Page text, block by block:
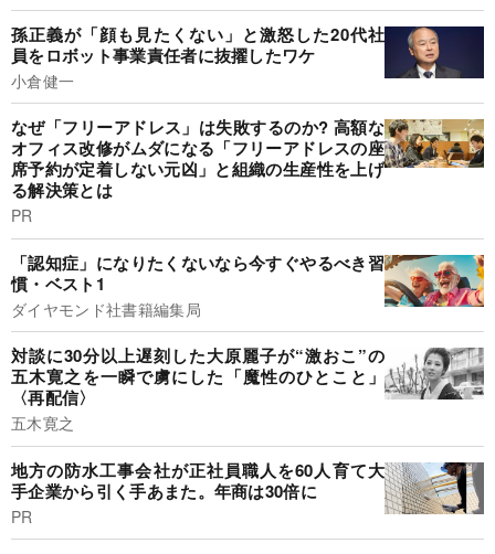
孫正義が「顔も見たくない」と激怒した20代社
員をロボット事業責任者に抜擢したワケ
小倉健一
なぜ「フリーアドレス」は失敗するのか? 高額な
オフィス改修がムダになる「フリーアドレスの座
席予約が定着しない元凶」と組織の生産性を上げ
る解決策とは
PR
「認知症」になりたくないなら今すぐやるべき習
慣・ベスト1
ダイヤモンド社書籍編集局
対談に30分以上遅刻した大原麗子が“激おこ”の
五木寛之を一瞬で虜にした「魔性のひとこと」
〈再配信〉
五木寛之
地方の防水工事会社が正社員職人を60人育て大
手企業から引く手あまた。年商は30倍に
PR